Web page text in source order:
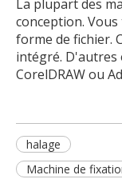
La plupart des
conception.
forme de fichier.
intégré. D'autres
CorelDRAW ou
halage
Machine de